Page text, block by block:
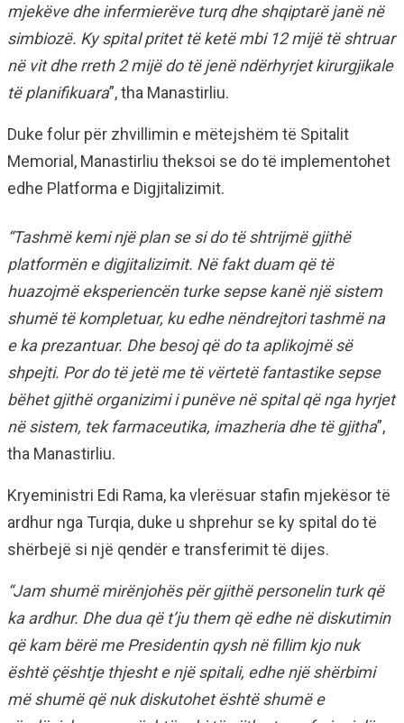
mjekëve dhe infermierëve turq dhe shqiptarë janë në
simbiozë. Ky spital pritet të ketë mbi 12 mijë të shtruar
në vit dhe rreth 2 mijë do të jenë ndërhyrjet kirurgjikale
të planifikuara”, tha Manastirliu.
Duke folur për zhvillimin e mëtejshëm të Spitalit
Memorial, Manastirliu theksoi se do të implementohet
edhe Platforma e Digjitalizimit.
“Tashmë kemi një plan se si do të shtrijmë gjithë
platformën e digjitalizimit. Në fakt duam që të
huazojmë eksperiencën turke sepse kanë një sistem
shumë të kompletuar, ku edhe nëndrejtori tashmë na
e ka prezantuar. Dhe besoj që do ta aplikojmë së
shpejti. Por do të jetë me të vërtetë fantastike sepse
bëhet gjithë organizimi i punëve në spital që nga hyrjet
në sistem, tek farmaceutika, imazheria dhe të gjitha”,
tha Manastirliu.
Kryeministri Edi Rama, ka vlerësuar stafin mjekësor të
ardhur nga Turqia, duke u shprehur se ky spital do të
shërbejë si një qendër e transferimit të dijes.
“Jam shumë mirënjohës për gjithë personelin turk që
ka ardhur. Dhe dua që t’ju them që edhe në diskutimin
që kam bërë me Presidentin qysh në fillim kjo nuk
është çështje thjesht e një spitali, edhe një shërbimi
më shumë që nuk diskutohet është shumë e